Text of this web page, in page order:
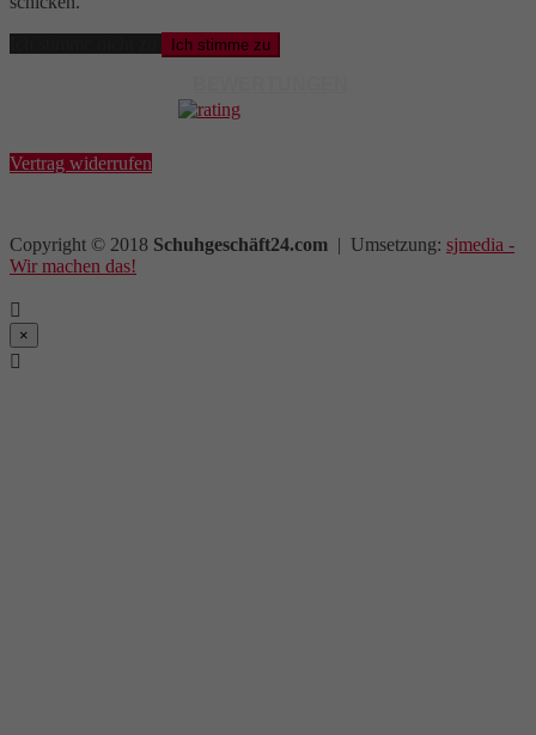
Ich stimme zu
Vertrag widerrufen
Copyright © 2018 Schuhgeschäft24.com | Umsetzung: sjmedia -
Wir machen das!

×
